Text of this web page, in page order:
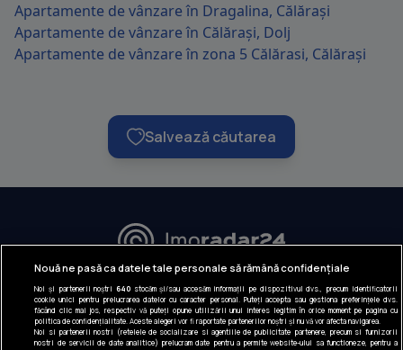
Apartamente de vânzare în Dragalina, Călărași
Apartamente de vânzare în Călărași, Dolj
Apartamente de vânzare în zona 5 Călărasi, Călărași
Salvează căutarea
URMĂREȘTE-NE:
INFORMAȚII COMPANIE
Despre noi
Nouă ne pasă ca datele tale personale să rămână confidențiale
Noi și partenerii noștri 640stocăm și/sau accesăm informații pe dispozitivul dvs., precum identificatorii
cookie unici pentru prelucrarea datelor cu caracter personal. Puteți accepta sau gestiona preferințele dvs.
făcând clic mai jos, respectiv vă puteți opune utilizării unui interes legitim în orice moment pe pagina cu
politica de confidențialitate. Aceste alegeri vor fi raportate partenerilor noștri și nu vă vor afecta navigarea.
Noi si partenerii nostri (retelele de socializare si agentiile de publicitate partenere, precum si furnizorii
nostri de servicii de date analitice) prelucram date pentru a permite website-ului sa functioneze, pentru a